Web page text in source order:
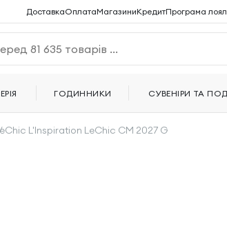
L'Inspiration LeChic CM 2027 G
ДоставкаОплатаМагазиниКредитПрограма
ГОДИННИКИ СУВЕНІРИ ТА